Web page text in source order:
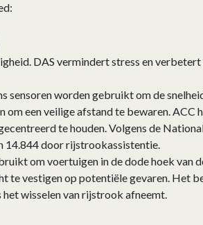
DAS vermindert stress en
sensoren worden gebruikt om de
om een veilige afstand te bewaren.
te houden. Volgens de
14.844 door rijstrookassistentie.
om voertuigen in de dode hoek van
te vestigen op potentiële gevaren. Het
wisselen van rijstrook afneemt.